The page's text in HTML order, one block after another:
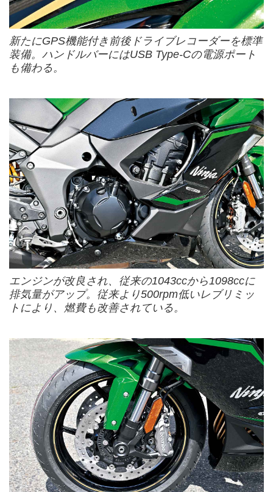
新たにGPS機能付き前後ドライブレコーダーを標準
装備。ハンドルバーにはUSB Type-Cの電源ポート
も備わる。
エンジンが改良され、従来の1043ccから1098ccに
排気量がアップ。従来より500rpm低いレブリミッ
トにより、燃費も改善されている。